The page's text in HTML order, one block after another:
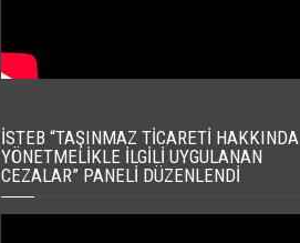
İSTEB “TAŞINMAZ TICARETI HAKKINDA
YÖNETMELIKLE İLGILI UYGULANAN
CEZALAR” PANELI DÜZENLENDI